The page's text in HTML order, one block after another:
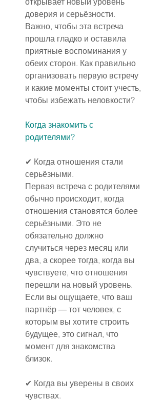
доверия и серьёзности.
Важно, чтобы эта встреча
прошла гладко и оставила
приятные воспоминания у
обеих сторон. Как правильно
организовать первую встречу
и какие моменты стоит учесть,
чтобы избежать неловкости?
Когда знакомить с
родителями?
✔ Когда отношения стали
серьёзными.
Первая встреча с родителями
обычно происходит, когда
отношения становятся более
серьёзными. Это не
обязательно должно
случиться через месяц или
два, а скорее тогда, когда вы
чувствуете, что отношения
перешли на новый уровень.
Если вы ощущаете, что ваш
партнёр — тот человек, с
которым вы хотите строить
будущее, это сигнал, что
момент для знакомства
близок.
✔ Когда вы уверены в своих
чувствах.